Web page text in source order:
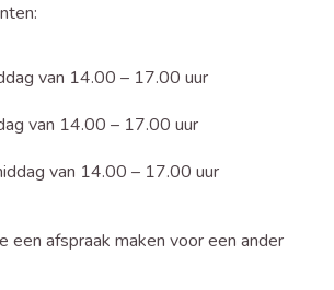
van 14.00 – 17.00 uur
van 14.00 – 17.00 uur
van 14.00 – 17.00 uur
een afspraak maken voor een ander